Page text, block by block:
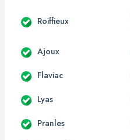
Roiffieux
Ajoux
Flaviac
Lyas
Pranles